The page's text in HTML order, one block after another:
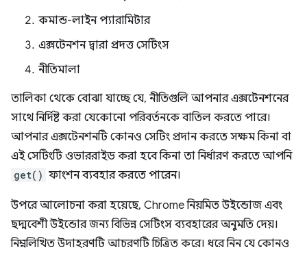
কমান্ড-লাইন প্যারামিটার
এক্সটেনশন দ্বারা প্রদত্ত সেটিংস
নীতিমালা
তালিকা থেকে বোঝা যাচ্ছে যে, নীতিগুলি আপনার এক্সটেনশনের
সাথে নির্দিষ্ট করা যেকোনো পরিবর্তনকে বাতিল করতে পারে।
আপনার এক্সটেনশনটি কোনও সেটিং প্রদান করতে সক্ষম কিনা বা
এই সেটিংটি ওভাররাইড করা হবে কিনা তা নির্ধারণ করতে আপনি
get() ফাংশন ব্যবহার করতে পারেন।
উপরে আলোচনা করা হয়েছে, Chrome নিয়মিত উইন্ডোজ এবং
ছদ্মবেশী উইন্ডোর জন্য বিভিন্ন সেটিংস ব্যবহারের অনুমতি দেয়।
নিম্নলিখিত উদাহরণটি আচরণটি চিত্রিত করে। ধরে নিন যে কোনও